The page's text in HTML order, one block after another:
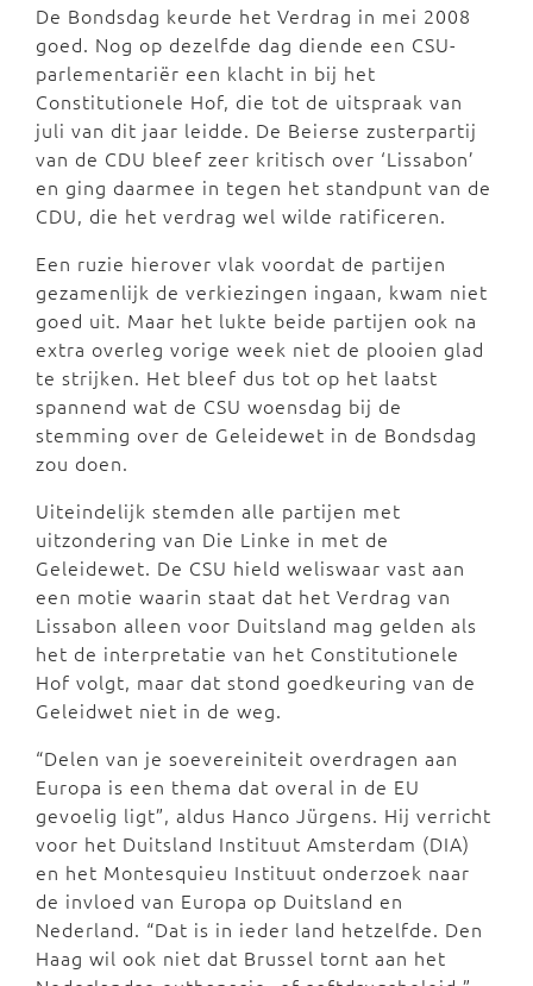
De Bondsdag keurde het Verdrag in mei 2008
goed. Nog op dezelfde dag diende een CSU-
parlementariër een klacht in bij het
Constitutionele Hof, die tot de uitspraak van
juli van dit jaar leidde. De Beierse zusterpartij
van de CDU bleef zeer kritisch over ‘Lissabon’
en ging daarmee in tegen het standpunt van de
CDU, die het verdrag wel wilde ratificeren.
Een ruzie hierover vlak voordat de partijen
gezamenlijk de verkiezingen ingaan, kwam niet
goed uit. Maar het lukte beide partijen ook na
extra overleg vorige week niet de plooien glad
te strijken. Het bleef dus tot op het laatst
spannend wat de CSU woensdag bij de
stemming over de Geleidewet in de Bondsdag
zou doen.
Uiteindelijk stemden alle partijen met
uitzondering van Die Linke in met de
Geleidewet. De CSU hield weliswaar vast aan
een motie waarin staat dat het Verdrag van
Lissabon alleen voor Duitsland mag gelden als
het de interpretatie van het Constitutionele
Hof volgt, maar dat stond goedkeuring van de
Geleidwet niet in de weg.
“Delen van je soevereiniteit overdragen aan
Europa is een thema dat overal in de EU
gevoelig ligt”, aldus Hanco Jürgens. Hij verricht
voor het Duitsland Instituut Amsterdam (DIA)
en het Montesquieu Instituut onderzoek naar
de invloed van Europa op Duitsland en
Nederland. “Dat is in ieder land hetzelfde. Den
Haag wil ook niet dat Brussel tornt aan het